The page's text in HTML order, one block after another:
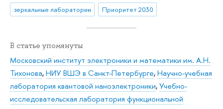
зеркальные лаборатории
Приоритет 2030
В статье упомянуты
Московский институт электроники и математики им. А.Н.
Тихонова,НИУ ВШЭ в Санкт-Петербурге,Научно-учебная
лаборатория квантовой наноэлектроники,Учебно-
исследовательская лаборатория функциональной